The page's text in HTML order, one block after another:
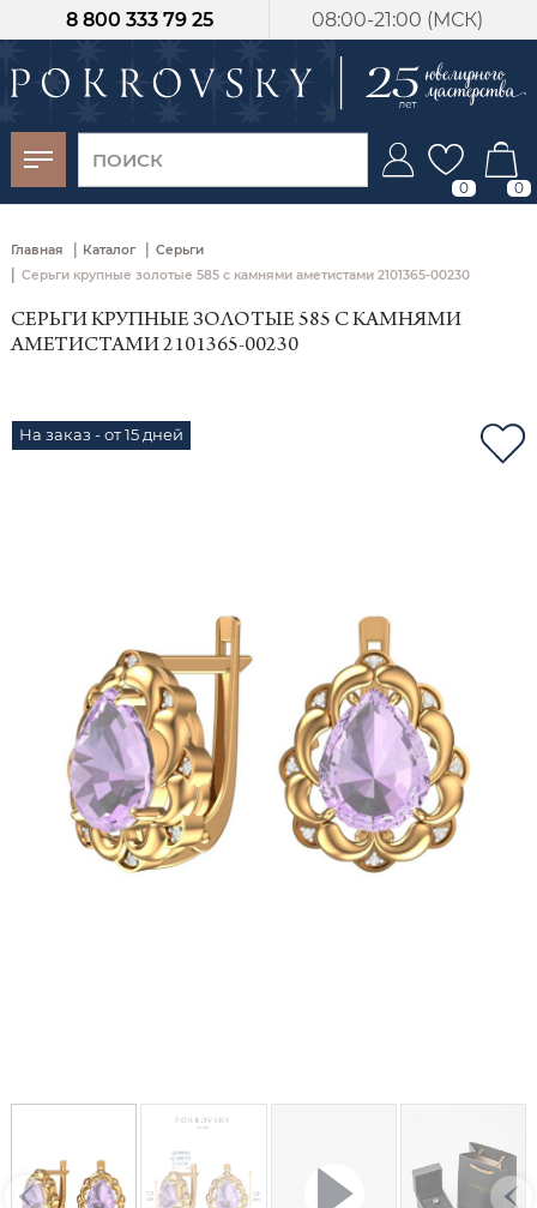
08:00-21:00 (МСК)
8 800 333 79 25
0 0
Главная | Каталог | Серьги
| Серьги крупные золотые 585 с камнями аметистами 2101365-00230
СЕРЬГИ КРУПНЫЕ ЗОЛОТЫЕ 585 С КАМНЯМИ
АМЕТИСТАМИ 2101365-00230
На заказ - от 15 дней
-30%
от 15 дней с
момента оплаты